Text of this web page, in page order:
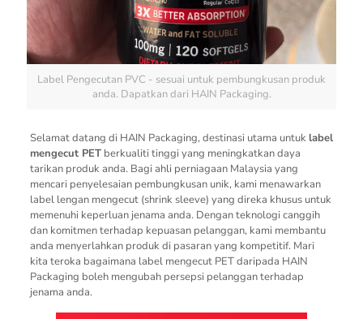
Label Pengecutan PVC - sesuai untuk pembungkusan produk
anda. Dapatkan dari HAIN Packaging.
Selamat datang di HAIN Packaging, destinasi utama untuklabel
mengecut PETberkualiti tinggi yang meningkatkan daya
tarikan produk anda. Bagi ahli perniagaan Malaysia yang
mencari penyelesaian pembungkusan unik, kami menawarkan
label lengan mengecut (shrink sleeve) yang direka khusus untuk
memenuhi keperluan jenama anda. Dengan teknologi canggih
dan komitmen terhadap kepuasan pelanggan, kami membantu
anda menyerlahkan produk di pasaran yang kompetitif. Mari
kita teroka bagaimana label mengecut PET daripada HAIN
Packaging boleh mengubah persepsi pelanggan terhadap
jenama anda.